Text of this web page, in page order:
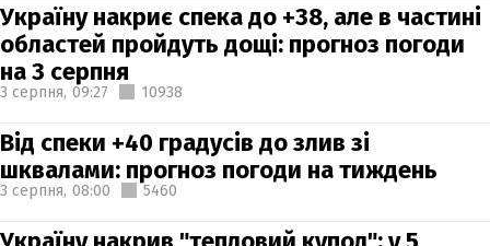
Україну накриє спека до +38, але в частині
областей пройдуть дощі: прогноз погоди
на 3 серпня
3 серпня, 09:27 10938
Від спеки +40 градусів до злив зі
шквалами: прогноз погоди на тиждень
3 серпня, 08:00 5460